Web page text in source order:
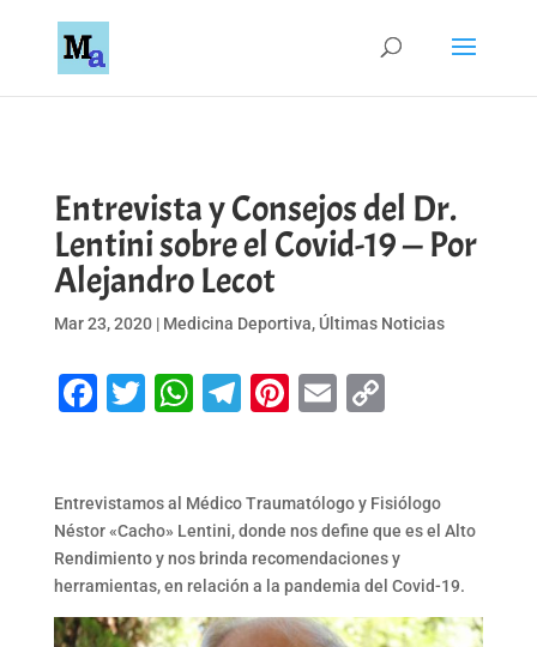
Entrevista y Consejos del Dr.
Lentini sobre el Covid-19 — Por
Alejandro Lecot
Mar 23, 2020| Medicina Deportiva, Últimas Noticias
Facebook
Twitter
WhatsApp
Telegram
Pinterest
EmailCopy
Entrevistamos al Médico Traumatólogo y Fisiólogo
Néstor «Cacho» Lentini, donde nos define que es el Alto
Rendimiento y nos brinda recomendaciones y
herramientas, en relación a la pandemia del Covid-19.